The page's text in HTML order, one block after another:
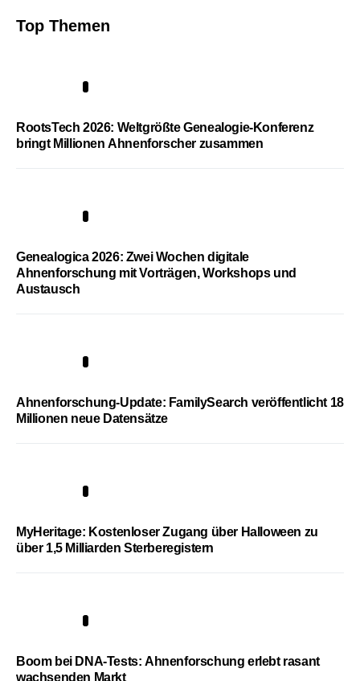
Top Themen
RootsTech 2026: Weltgrößte Genealogie-Konferenz
bringt Millionen Ahnenforscher zusammen
Genealogica 2026: Zwei Wochen digitale
Ahnenforschung mit Vorträgen, Workshops und
Austausch
Ahnenforschung-Update: FamilySearch veröffentlicht 18
Millionen neue Datensätze
MyHeritage: Kostenloser Zugang über Halloween zu
über 1,5 Milliarden Sterberegistern
Boom bei DNA-Tests: Ahnenforschung erlebt rasant
wachsenden Markt